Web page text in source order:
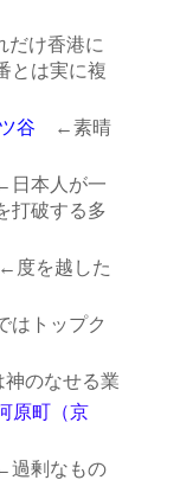
け香港に
とは実に複
谷 ←素晴
本人が一
打破する多
を越した
トップク
のなせる業
原町（京
剰なもの